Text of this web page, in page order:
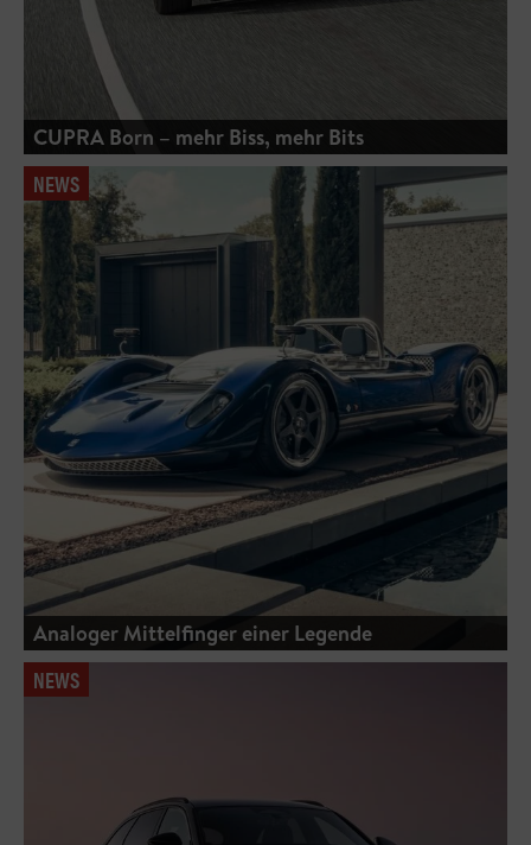
CUPRA Born – mehr Biss, mehr Bits
NEWS
Analoger Mittelfinger einer Legende
NEWS